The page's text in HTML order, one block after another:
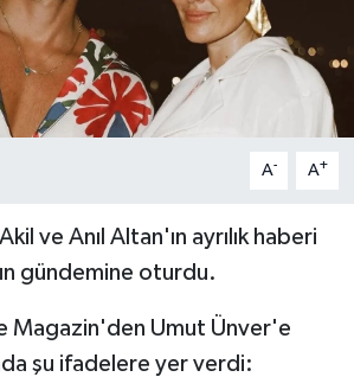
A- A+
ve Anıl Altan'ın ayrılık haberi
gündemine oturdu.
Magazin'den Umut Ünver'e
şu ifadelere yer verdi: